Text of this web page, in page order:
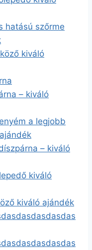
hatású szőrme
kiváló
– kiváló
a legjobb
– kiváló
kiváló
kiváló ajándék